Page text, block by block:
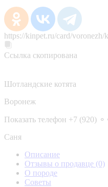
https://kinpet.ru/card/
Ссылка скопирована
Шотландские котята
Воронеж
Показать телефон +7 (920)
Саня
Описание
Отзывы о продавце (0)
О породе
Советы